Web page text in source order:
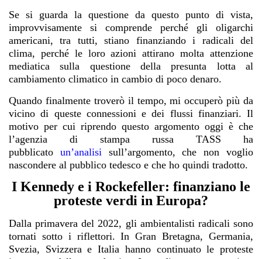
Se si guarda la questione da questo punto di vista,
improvvisamente si comprende perché gli oligarchi
americani, tra tutti, stiano finanziando i radicali del
clima, perché le loro azioni attirano molta attenzione
mediatica sulla questione della presunta lotta al
cambiamento climatico in cambio di poco denaro.
Quando finalmente troverò il tempo, mi occuperò più da
vicino di queste connessioni e dei flussi finanziari. Il
motivo per cui riprendo questo argomento oggi è che
l’agenzia di stampa russa TASS ha
pubblicato un’analisi sull’argomento, che non voglio
nascondere al pubblico tedesco e che ho quindi tradotto.
I Kennedy e i Rockefeller: finanziano le
proteste verdi in Europa?
Dalla primavera del 2022, gli ambientalisti radicali sono
tornati sotto i riflettori. In Gran Bretagna, Germania,
Svezia, Svizzera e Italia hanno continuato le proteste